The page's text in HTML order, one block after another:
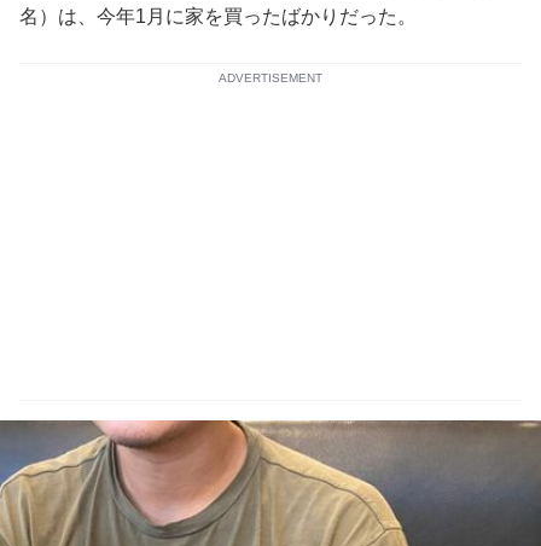
名）は、今年1月に家を買ったばかりだった。
ADVERTISEMENT